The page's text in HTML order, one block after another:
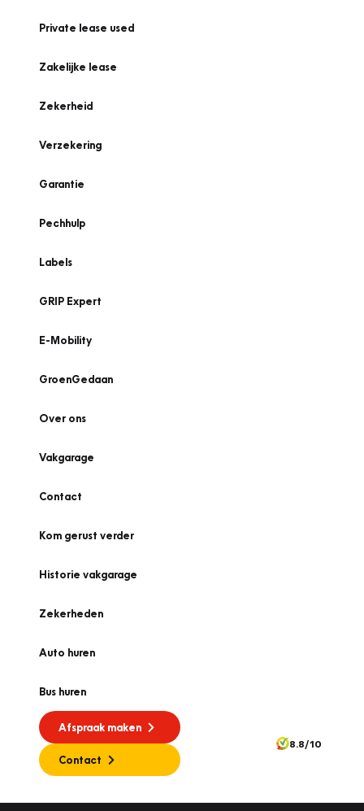
Private lease used
Zakelijke lease
Zekerheid
Verzekering
Garantie
Pechhulp
Labels
GRIP Expert
E-Mobility
GroenGedaan
Over ons
Vakgarage
Contact
Kom gerust verder
Historie vakgarage
Zekerheden
Auto huren
Bus huren
Afspraak maken
Contact
8.8/10